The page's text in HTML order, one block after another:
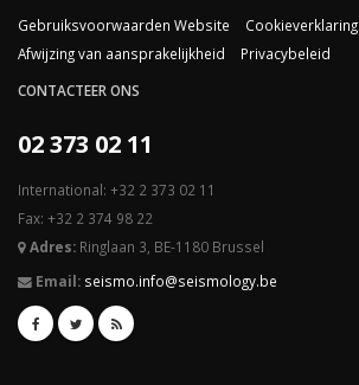
Gebruiksvoorwaarden Website
Cookieverklaring
Afwijzing van aansprakelijkheid
Privacybeleid
CONTACTEER ONS
02 373 02 11
International: +32 2 373 02 11
Fax: +32 2 374 98 22
Adres: Ringlaan 3, BE-1180 Brussel
Email: seismo.info@seismology.be